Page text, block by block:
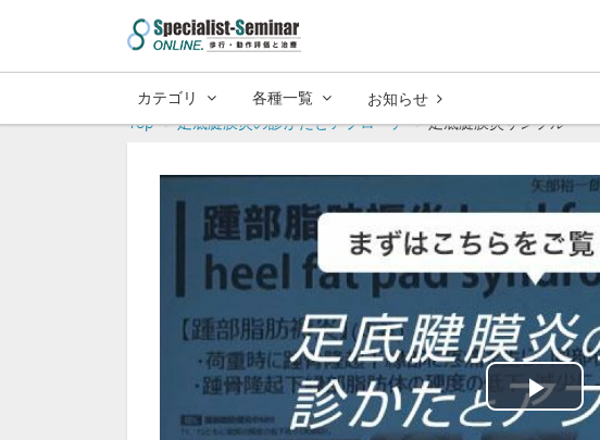
カテゴリ 各種一覧 お知らせ
Top
足底腱膜炎の診かたとアプローチ 足底腱膜炎サンプル
Play